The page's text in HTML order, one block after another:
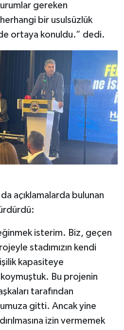
gereken
bir usulsüzlük
ortaya konuldu.” dedi.
açıklamalarda bulunan
isterim. Biz, geçen
stadımızın kendi
kapasiteye
koymuştuk. Bu projenin
tarafından
gitti. Ancak yine
izin vermemek